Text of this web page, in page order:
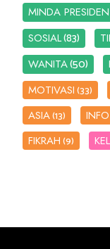
MINDA PRESIDEN
SOSIAL(83)
WANITA(50)
MOTIVASI(33)
ASIA(13) INFO
FIKRAH(9)